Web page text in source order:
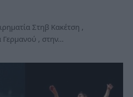
Στηβ Κακέτση ,
, στην…